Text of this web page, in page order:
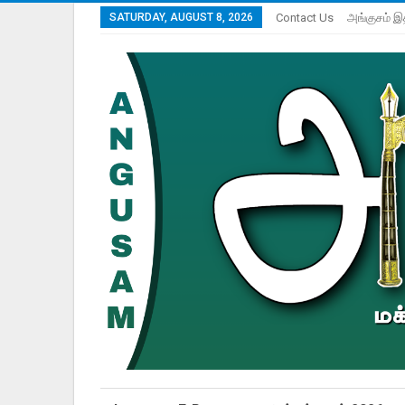
SATURDAY, AUGUST 8, 2026 Contact Us அங்குசம்